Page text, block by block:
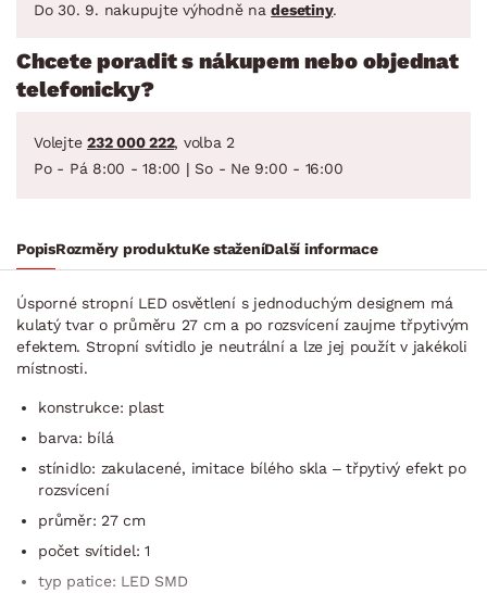
Do 30. 9. nakupujte výhodně nadesetiny.
Chcete poradit s nákupem nebo objednat
telefonicky?
Volejte 232 000 222, volba 2
Po - Pá 8:00 - 18:00 | So - Ne 9:00 - 16:00
PopisRozměry produktuKe staženíDalší informace
Úsporné stropní LED osvětlení s jednoduchým designem má
kulatý tvar o průměru 27 cm a po rozsvícení zaujme třpytivým
efektem. Stropní svítidlo je neutrální a lze jej použít v jakékoli
místnosti.
konstrukce: plast
barva: bílá
stínidlo: zakulacené, imitace bílého skla – třpytivý efekt po
rozsvícení
průměr: 27 cm
počet svítidel: 1
typ patice: LED SMD